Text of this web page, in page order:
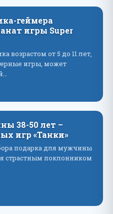
геймера
игры Super
возрастом от 5 до 11 лет,
игры, может
38-50 лет –
игр «Танки»
подарка для мужчины
страстным поклонником